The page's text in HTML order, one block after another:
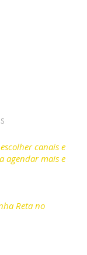
canais e
agendar mais e
Reta no